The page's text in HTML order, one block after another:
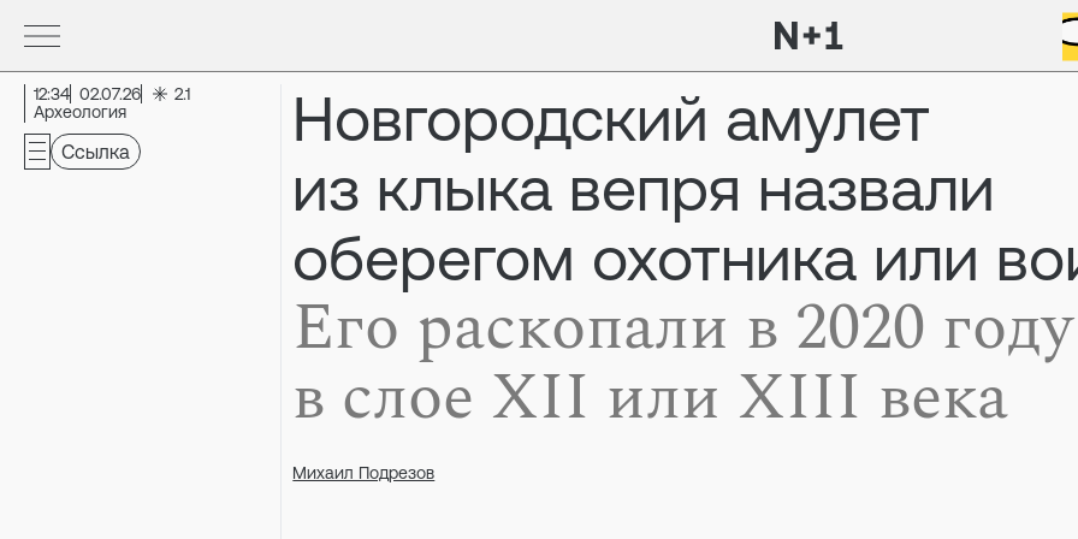
12:34 02.07.26
2.1
Археология
Ссылка
Новгородский амулет
из клыка вепря назвали
оберегом охотника или
Его раскопали в 2020 году
в слое XII или XIII века
Михаил Подрезов